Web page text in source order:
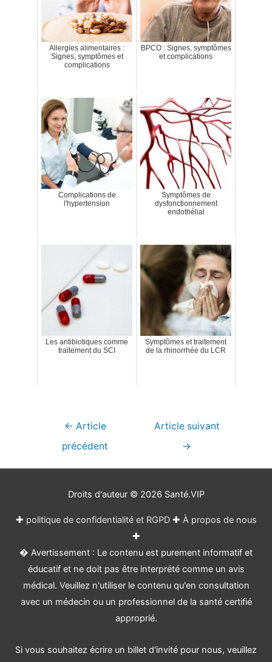
Allergies alimentaires :
Signes, symptômes et
complications
BPCO : Signes, symptômes
et complications
Complications de
l'hypertension
Symptômes de
dysfonctionnement
endothélial
Les antibiotiques comme
traitement du SCI
Symptômes et traitement
de la rhinorrhée du LCR
Navigation
← Article
précédent
Article suivant
→
Droits d'auteur © 2026 Santé.VIP
✚ politique de confidentialité et RGPD✚ À propos de nous
✚
� Avertissement : Le contenu est purement informatif et
éducatif et ne doit pas être interprété comme un avis
médical. Veuillez n'utiliser le contenu qu'en consultation
avec un médecin ou un professionnel de la santé certifié
approprié.
Si vous souhaitez écrire un billet d'invité pour nous, veuillez